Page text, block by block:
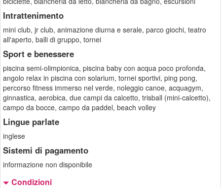
Intrattenimento
mini club, jr club, animazione diurna e serale, parco giochi, teatro
all'aperto, balli di gruppo, tornei
Sport e benessere
piscina semi-olimpionica, piscina baby con acqua poco profonda,
angolo relax in piscina con solarium, tornei sportivi, ping pong,
percorso fitness immerso nel verde, noleggio canoe, acquagym,
ginnastica, aerobica, due campi da calcetto, trisball (mini-calcetto),
campo da bocce, campo da paddel, beach volley
Lingue parlate
inglese
Sistemi di pagamento
informazione non disponibile
Condizioni